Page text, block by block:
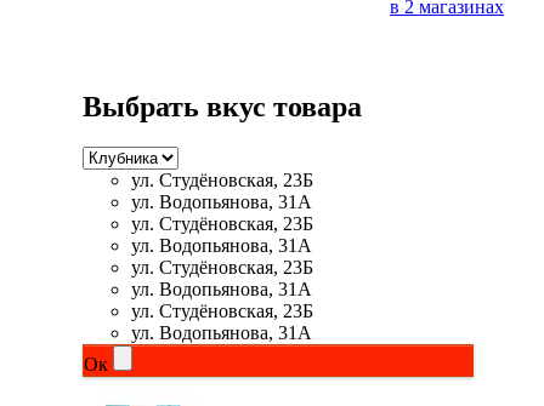
Коэнзим Q10
Лецитин
в 2 магазинах
Выбрать вкус товара
ул. Студёновская, 23Б
ул. Водопьянова, 31А
ул. Студёновская, 23Б
ул. Водопьянова, 31А
ул. Студёновская, 23Б
ул. Водопьянова, 31А
ул. Студёновская, 23Б
ул. Водопьянова, 31А
Ок